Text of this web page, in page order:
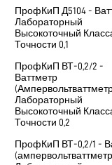
ПрофКиП Д5104 -
Лабораторный
Высокоточный
Точности 0,1
ПрофКиП ВТ-0,2/2 -
Ваттметр
Лабораторный
Высокоточный
Точности 0,2
ПрофКиП ВТ-0,2/1 -